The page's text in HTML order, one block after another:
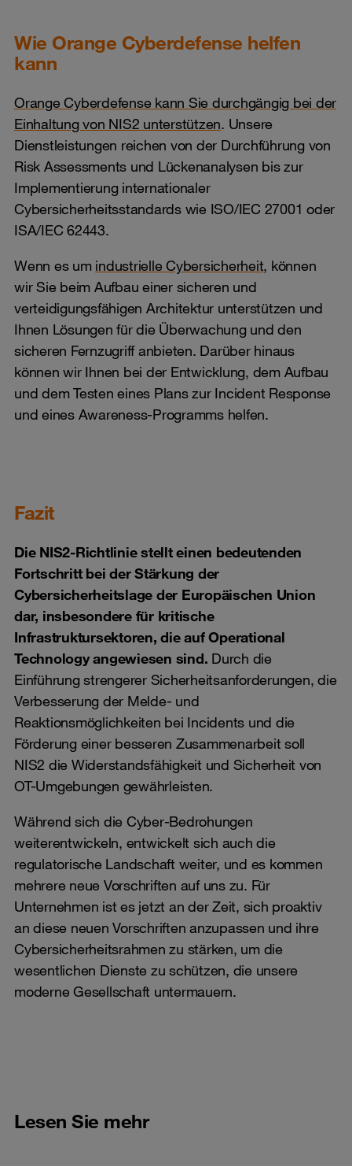
Wie Orange Cyberdefense helfen
kann
Orange Cyberdefense kann Sie durchgängig bei der
Einhaltung von NIS2 unterstützen. Unsere
Dienstleistungen reichen von der Durchführung von
Risk Assessments und Lückenanalysen bis zur
Implementierung internationaler
Cybersicherheitsstandards wie ISO/IEC 27001 oder
ISA/IEC 62443.
Wenn es um industrielle Cybersicherheit, können
wir Sie beim Aufbau einer sicheren und
verteidigungsfähigen Architektur unterstützen und
Ihnen Lösungen für die Überwachung und den
sicheren Fernzugriff anbieten. Darüber hinaus
können wir Ihnen bei der Entwicklung, dem Aufbau
und dem Testen eines Plans zur Incident Response
und eines Awareness-Programms helfen.
Fazit
Die NIS2-Richtlinie stellt einen bedeutenden
Fortschritt bei der Stärkung der
Cybersicherheitslage der Europäischen Union
dar, insbesondere für kritische
Infrastruktursektoren, die auf Operational
Technology angewiesen sind. Durch die
Einführung strengerer Sicherheitsanforderungen, die
Verbesserung der Melde- und
Reaktionsmöglichkeiten bei Incidents und die
Förderung einer besseren Zusammenarbeit soll
NIS2 die Widerstandsfähigkeit und Sicherheit von
OT-Umgebungen gewährleisten.
Während sich die Cyber-Bedrohungen
weiterentwickeln, entwickelt sich auch die
regulatorische Landschaft weiter, und es kommen
mehrere neue Vorschriften auf uns zu. Für
Unternehmen ist es jetzt an der Zeit, sich proaktiv
an diese neuen Vorschriften anzupassen und ihre
Cybersicherheitsrahmen zu stärken, um die
wesentlichen Dienste zu schützen, die unsere
moderne Gesellschaft untermauern.
Lesen Sie mehr